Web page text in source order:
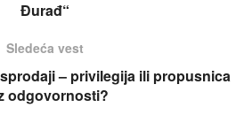
Đurađ“
Sledeća vest
– privilegija ili propusnica
odgovornosti?